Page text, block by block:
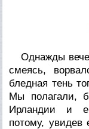
Однажды
смеясь,
бледная тень
Мы полагали,
Ирландии и
потому, увидев